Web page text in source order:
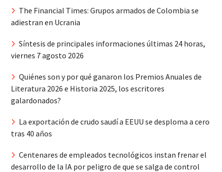
The Financial Times: Grupos armados de Colombia se
adiestran en Ucrania
Síntesis de principales informaciones últimas 24 horas,
viernes 7 agosto 2026
Quiénes son y por qué ganaron los Premios Anuales de
Literatura 2026 e Historia 2025, los escritores
galardonados?
La exportación de crudo saudí a EEUU se desploma a cero
tras 40 años
Centenares de empleados tecnológicos instan frenar el
desarrollo de la IA por peligro de que se salga de control